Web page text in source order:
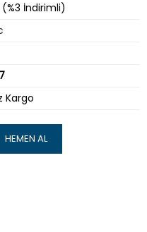
(%3 İndirimli)
Kargo
HEMEN AL